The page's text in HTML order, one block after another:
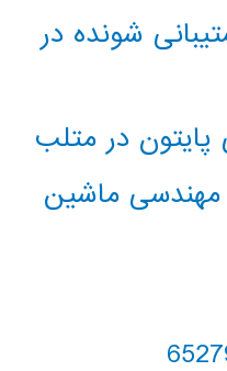
شونده در
پایتون در متلب
مهندسی ماشین